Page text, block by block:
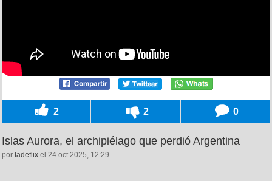
2 2 0
Islas Aurora, el archipiélago que perdió Argentina
por ladeflix el 24 oct 2025, 12:29